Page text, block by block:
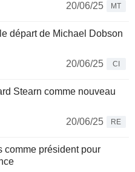
20/06/25
MT
départ de Michael Dobson
20/06/25
CI
Stearn comme nouveau
20/06/25
RE
comme président pour